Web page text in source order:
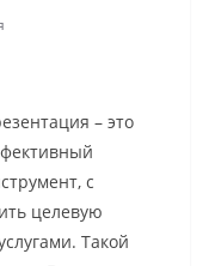
– это
с
целевую
Такой